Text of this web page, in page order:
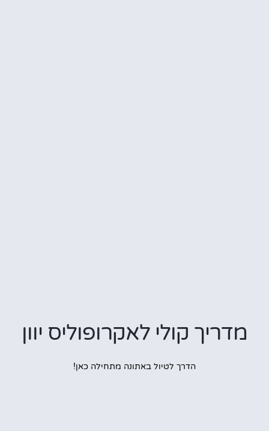
מדריך קולי לאקרופוליס יוון
הדרך לטיול באתונה מתחילה כאן!